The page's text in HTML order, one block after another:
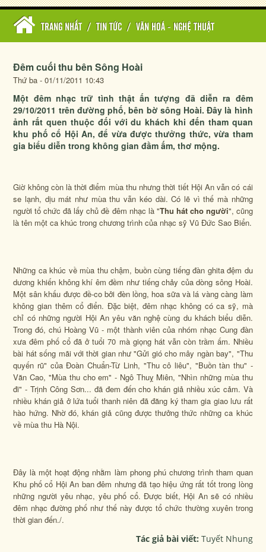
TRANG NHẤT / TIN TỨC / VĂN HOÁ - NGHỆ THUẬT
Đêm cuối thu bên Sông Hoài
Thứ ba - 01/11/2011 10:43
Một đêm nhạc trữ tình thật ấn tượng đã diễn ra đêm
29/10/2011 trên đường phố, bên bờ sông Hoài. Đây là hình
ảnh rất quen thuộc đối với du khách khi đến tham quan
khu phố cổ Hội An, để vừa được thưởng thức, vừa tham
gia biểu diễn trong không gian đầm ấm, thơ mộng.
Giờ không còn là thời điểm mùa thu nhưng thời tiết Hội An vẫn có cái
se lạnh, dịu mát như mùa thu vẫn kéo dài. Có lẽ vì thế mà những
người tổ chức đã lấy chủ đề đêm nhạc là "Thu hát cho người", cũng
là tên một ca khúc trong chương trình của nhạc sỹ Vũ Đức Sao Biển.
Những ca khúc về mùa thu chậm, buồn cùng tiếng đàn ghita đệm du
dương khiến không khí êm đềm như tiếng chảy của dòng sông Hoài.
Một sân khấu được đề-co bởi đèn lồng, hoa sữa và lá vàng càng làm
không gian thêm cổ điển. Đặc biệt, đêm nhạc không có ca sỹ, mà
chỉ có những người Hội An yêu văn nghệ cùng du khách biểu diễn.
Trong đó, chú Hoàng Vũ - một thành viên của nhóm nhạc Cung đàn
xưa đêm phố cổ đã ở tuổi 70 mà giọng hát vẫn còn trầm ấm. Nhiều
bài hát sống mãi với thời gian như "Gửi gió cho mây ngàn bay", "Thu
quyến rũ" của Đoàn Chuẩn-Từ Linh, "Thu cô liêu", "Buồn tàn thu" -
Văn Cao, "Mùa thu cho em" - Ngô Thuỵ Miên, "Nhìn những mùa thu
đi" - Trịnh Công Sơn... đã đem đến cho khán giả nhiều xúc cảm. Và
nhiều khán giả ở lứa tuổi thanh niên đã đăng ký tham gia giao lưu rất
hào hứng. Nhờ đó, khán giả cũng được thưởng thức những ca khúc
về mùa thu Hà Nội.
Đây là một hoạt động nhằm làm phong phú chương trình tham quan
Khu phố cổ Hội An ban đêm nhưng đã tạo hiệu ứng rất tốt trong lòng
những người yêu nhạc, yêu phố cổ. Được biết, Hội An sẽ có nhiều
đêm nhạc đường phố như thế này được tổ chức thường xuyên trong
thời gian đến./.
Tác giả bài viết: Tuyết Nhung